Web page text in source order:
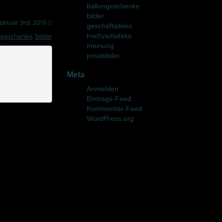
Januar 3rd, 2016
, bilder
ballongeschenke
bilder
geschäftsdeko
hochzeitsdeko
meinung
privatdeko
Meta
Anmelden
Eintrags-Feed
Kommentar-Feed
WordPress.org